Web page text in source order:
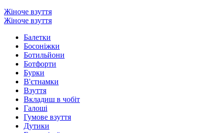
Жіноче взуття
Жіноче взуття
Балетки
Босоніжки
Ботильйони
Ботфорти
Бурки
В'єтнамки
Взуття
Вкладиш в чобіт
Галоші
Гумове взуття
Дутики